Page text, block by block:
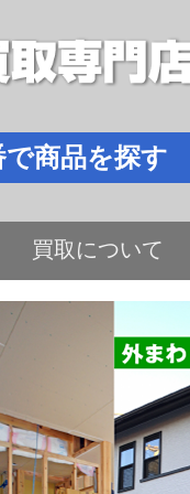
商品を探す
買取について